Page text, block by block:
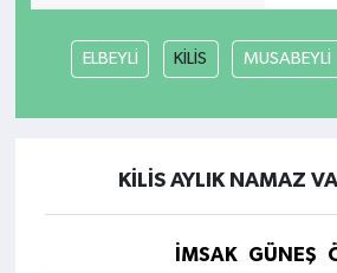
ELBEYLİ KİLİS MUSABEYLİ
KİLİS AYLIK NAMAZ
İMSAK GÜNEŞ